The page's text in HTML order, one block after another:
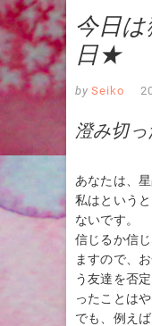
今日
日★
by Seiko
澄み切
あなたは、
私はという
ないです。
信じるか信
ますので、
う友達を否
ったことはや
でも、例え